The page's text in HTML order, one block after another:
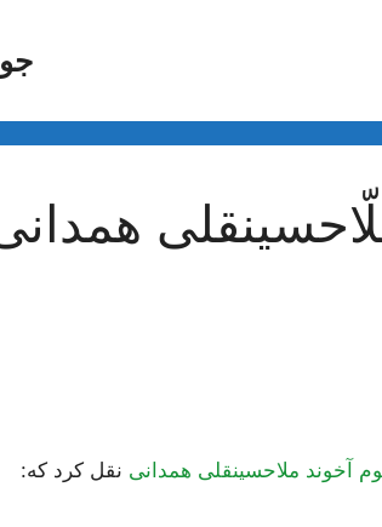
آخوند ملاحسينقلى همدانى نقل كرد كه: